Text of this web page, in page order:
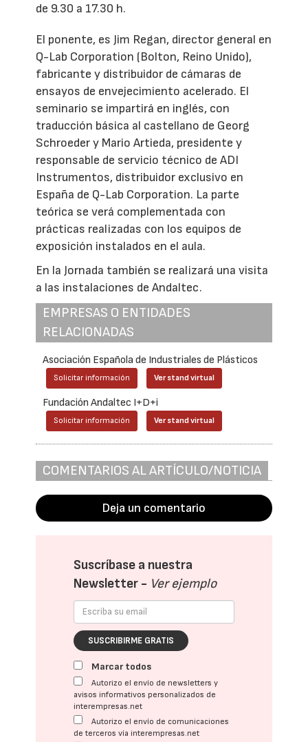
de 9.30 a 17.30 h.
El ponente, es Jim Regan, director general en
Q-Lab Corporation (Bolton, Reino Unido),
fabricante y distribuidor de cámaras de
ensayos de envejecimiento acelerado. El
seminario se impartirá en inglés, con
traducción básica al castellano de Georg
Schroeder y Mario Artieda, presidente y
responsable de servicio técnico de ADI
Instrumentos, distribuidor exclusivo en
España de Q-Lab Corporation. La parte
teórica se verá complementada con
prácticas realizadas con los equipos de
exposición instalados en el aula.
En la Jornada también se realizará una visita
a las instalaciones de Andaltec.
EMPRESAS O ENTIDADES
RELACIONADAS
Asociación Española de Industriales de Plásticos
Solicitar información Ver stand virtual
Fundación Andaltec I+D+i
Solicitar información Ver stand virtual
COMENTARIOS AL ARTÍCULO/NOTICIA
Deja un comentario
Suscríbase a nuestra
Newsletter - Ver ejemplo
SUSCRIBIRME GRATIS
Marcar todos
Autorizo el envío de newsletters y
avisos informativos personalizados de
interempresas.net
Autorizo el envío de comunicaciones
de terceros vía interempresas.net